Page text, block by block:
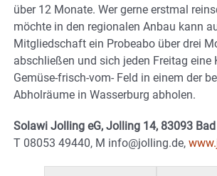
über 12 Monate. Wer gerne erstmal
möchte in den regionalen Anbau kann
Mitgliedschaft ein Probeabo über drei
abschließen und sich jeden Freitag eine
Gemüse-frisch-vom- Feld in einem der
Abholräume in Wasserburg abholen.
Solawi Jolling eG, Jolling 14, 83093
T 08053 49440, M info@jolling.de,